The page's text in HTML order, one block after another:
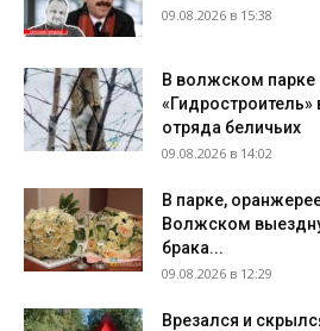
09.08.2026 в 15:38
В волжском парке
отряда беличьих
09.08.2026 в 14:02
В парке,
Волжском
брака...
09.08.2026 в 12:29
Врезался и